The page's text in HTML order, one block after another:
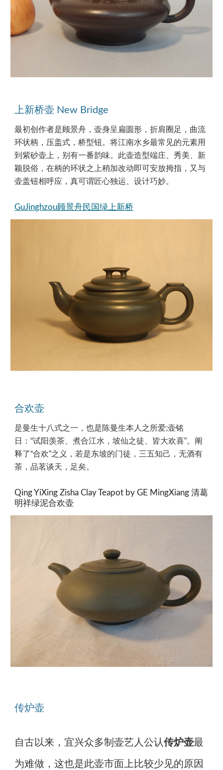
上新桥壶 New Bridge
最初创作者是顾景舟，壶身呈扁圆形，折肩圈足，曲流
环状柄，压盖式，桥型钮。将江南水乡最常见的元素用
到紫砂壶上，别有一番韵味。此壶造型端庄、秀美、新
颖脱俗，在柄的环状之上稍加改动即可安放拇指，又与
壶盖钮相呼应，真可谓匠心独运、设计巧妙。
GuJinghzou顾景舟民国绿上新桥
合欢壶
是曼生十八式之一，也是陈曼生本人之所爱;壶铭
日：“试阳羡茶、煮合江水，坡仙之徒、皆大欢喜”。阐
释了“合欢”之义，若是东坡的门徒，三五知己，无酒有
茶，品茗谈天，足矣。
Qing YiXing Zisha Clay Teapot by GE MingXiang 清葛
明祥绿泥合欢壶
传炉壶
自古以来，宜兴众多制壶艺人公认传炉壶最
为难做，这也是此壶市面上比较少见的原因